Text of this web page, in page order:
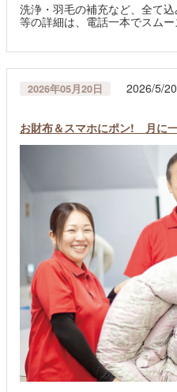
洗浄・羽毛の補充など、全て
等の詳細は、電話一本でスムー
2026年05月20日 2026/5/
お財布＆スマホにポン! 月に